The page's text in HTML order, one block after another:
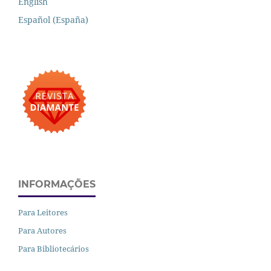
Español (España)
INFORMAÇÕES
Para Leitores
Para Autores
Para Bibliotecários